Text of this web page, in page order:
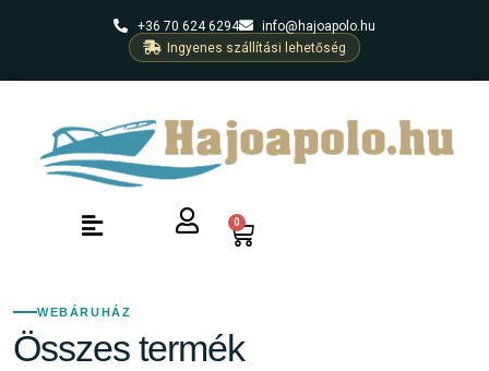
+36 70 624 6294
info@hajoapolo.hu
Ingyenes szállítási lehetőség
0
WEBÁRUHÁZ
Összes termék